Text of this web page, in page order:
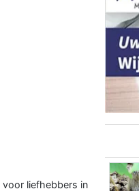
voor liefhebbers in